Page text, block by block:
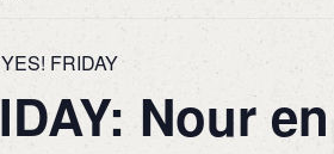
YES! FRIDAY
Nour